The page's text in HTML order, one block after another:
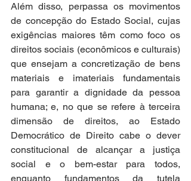
Além disso, perpassa os movimentos
de concepção do Estado Social, cujas
exigências maiores têm como foco os
direitos sociais (econômicos e culturais)
que ensejam a concretização de bens
materiais e imateriais fundamentais
para garantir a dignidade da pessoa
humana; e, no que se refere à terceira
dimensão de direitos, ao Estado
Democrático de Direito cabe o dever
constitucional de alcançar a justiça
social e o bem-estar para todos,
enquanto fundamentos da tutela